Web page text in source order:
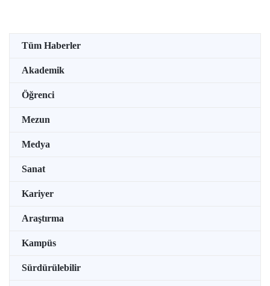
Tüm Haberler
Akademik
Öğrenci
Mezun
Medya
Sanat
Kariyer
Araştırma
Kampüs
Sürdürülebilir